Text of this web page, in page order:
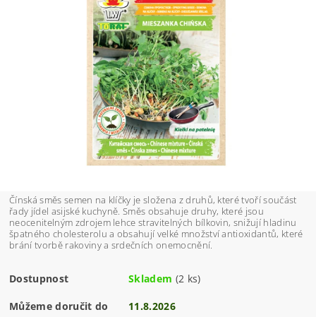
Čínská směs semen na klíčky je složena z druhů, které tvoří součást
řady jídel asijské kuchyně. Směs obsahuje druhy, které jsou
neocenitelným zdrojem lehce stravitelných bílkovin, snižují hladinu
špatného cholesterolu a obsahují velké množství antioxidantů, které
brání tvorbě rakoviny a srdečních onemocnění.
Dostupnost Skladem (2 ks)
Můžeme doručit do 11.8.2026